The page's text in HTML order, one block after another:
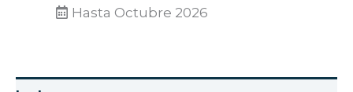
Hasta Octubre 2026